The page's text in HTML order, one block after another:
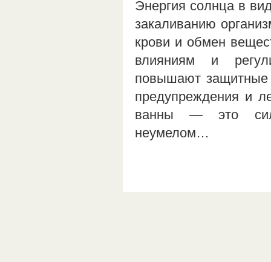
Энергия солнца в
закаливанию
крови и обмен
влияниям и
повышают защитные
предупреждения и
ванны — это
неумелом…